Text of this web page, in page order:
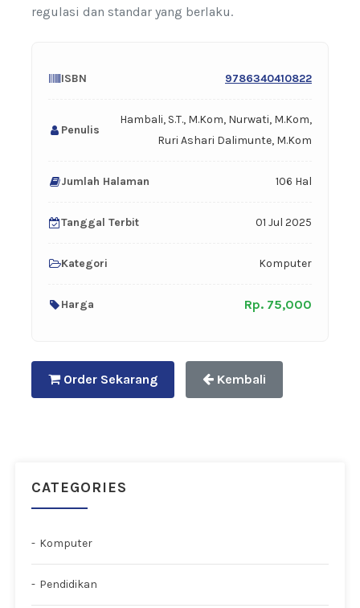
regulasi dan standar yang berlaku.
ISBN 9786340410822
Penulis
Hambali, S.T., M.Kom, Nurwati, M.Kom,
Ruri Ashari Dalimunte, M.Kom
Jumlah Halaman 106 Hal
Tanggal Terbit 01 Jul 2025
Kategori Komputer
Harga Rp. 75,000
Order Sekarang Kembali
CATEGORIES
Komputer
Pendidikan